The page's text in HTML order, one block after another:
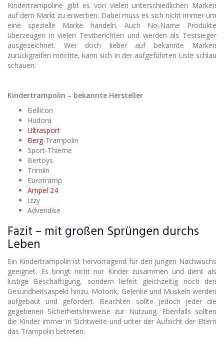
Kindertrampoline gibt es von vielen unterschiedlichen Marken
auf dem Markt zu erwerben. Dabei muss es sich nicht immer um
eine spezielle Marke handeln. Auch No-Name Produkte
überzeugen in vielen Testberichten und werden als Testsieger
ausgezeichnet. Wer doch lieber auf bekannte Marken
zurückgreifen möchte, kann sich in der aufgeführten Liste schlau
schauen.
Kindertrampolin – bekannte Hersteller
Bellicon
Hudora
Ultrasport
Berg-Trampolin
Sport-Thieme
Bertoys
Trimlin
Eurotramp
Ampel 24
Izzy
Advendise
Fazit – mit großen Sprüngen durchs
Leben
Ein Kindertrampolin ist hervorragend für den jungen Nachwuchs
geeignet. Es bringt nicht nur Kinder zusammen und dient als
lustige Beschäftigung, sondern liefert gleichzeitig noch den
Gesundheitsaspekt hinzu. Motorik, Gelenke und Muskeln werden
aufgebaut und gefördert. Beachten sollte jedoch jeder die
gegebenen Sicherheitshinweise zur Nutzung. Ebenfalls sollten
die Kinder immer in Sichtweite und unter der Aufsicht der Eltern
das Trampolin betreten.